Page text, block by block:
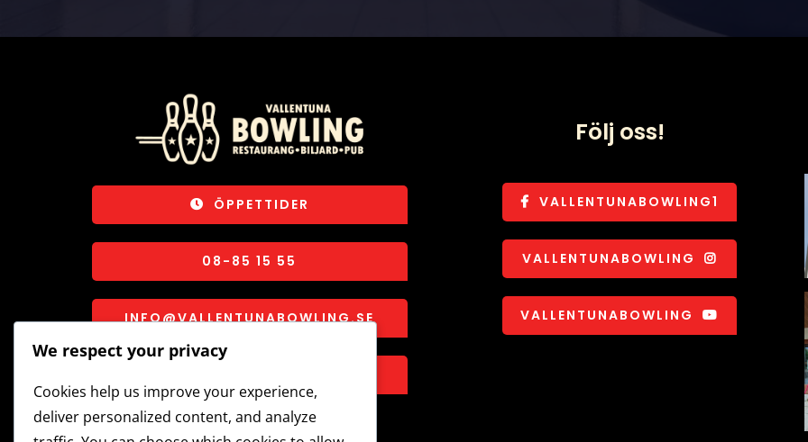
ÖPPETTIDER
08-85 15 55
INFO@VALLENTUNABOWLING.SE
Följ oss!
VALLENTUNABOWLING1
VALLENTUNABOWLING
VALLENTUNABOWLING
We respect your privacy
Cookies help us improve your experience,
deliver personalized content, and analyze